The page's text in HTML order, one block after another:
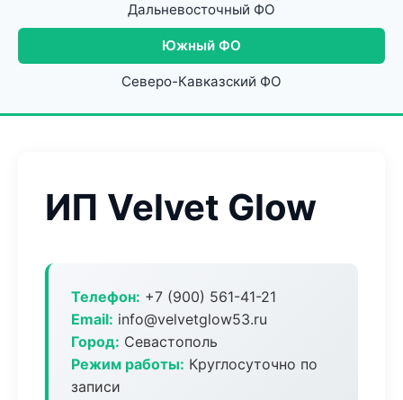
Дальневосточный ФО
Южный ФО
Северо-Кавказский ФО
ИП Velvet Glow
Телефон: +7 (900) 561-41-21
Email: info@velvetglow53.ru
Город: Севастополь
Режим работы: Круглосуточно по
записи